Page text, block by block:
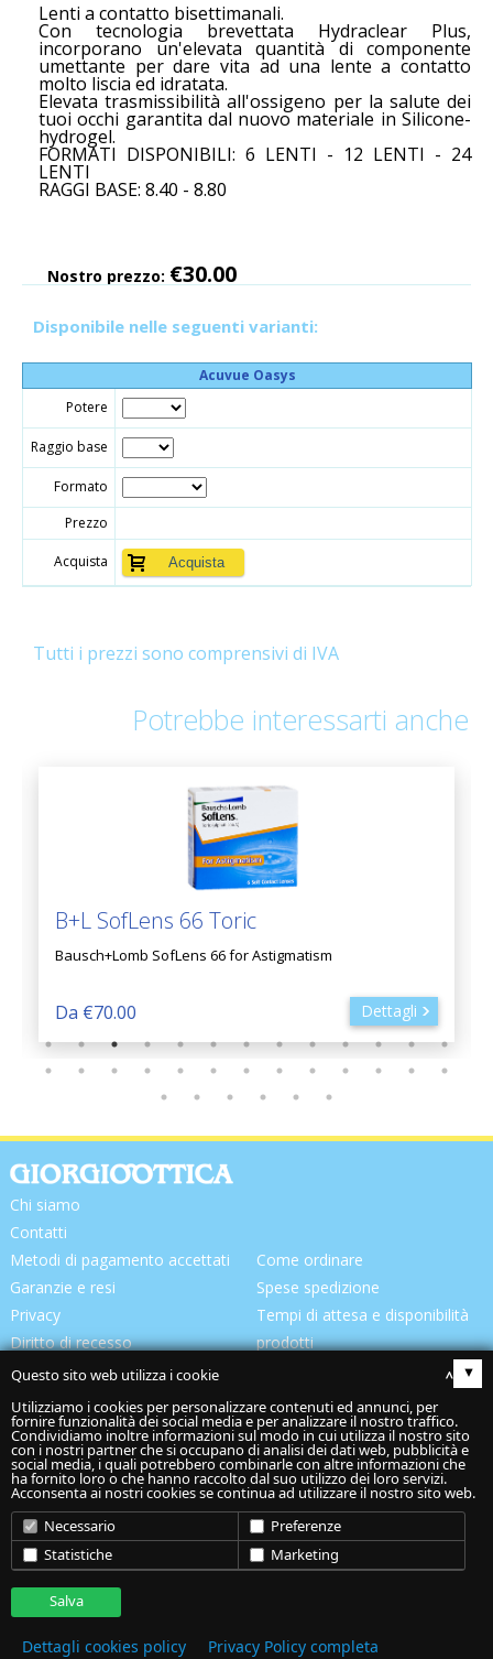
Lenti a contatto bisettimanali.
Con tecnologia brevettata Hydraclear Plus,
incorporano un'elevata quantità di componente
umettante per dare vita ad una lente a contatto
molto liscia ed idratata.
Elevata trasmissibilità all'ossigeno per la salute dei
tuoi occhi garantita dal nuovo materiale in Silicone-
hydrogel.
FORMATI DISPONIBILI: 6 LENTI - 12 LENTI - 24
LENTI
RAGGI BASE: 8.40 - 8.80
Nostro prezzo: €30.00
Disponibile nelle seguenti varianti:
Acuvue Oasys
Potere
Raggio base
Formato
Prezzo
Acquista
Tutti i prezzi sono comprensivi di IVA
Potrebbe interessarti anche
B+L SofLens 66 Toric
Bausch+Lomb SofLens 66 for Astigmatism
Da €70.00 Dettagli
Chi siamo
Contatti
Metodi di pagamento accettati
Garanzie e resi
Privacy
Diritto di recesso
Come ordinare
Spese spedizione
Tempi di attesa e disponibilità
prodotti
Codice spedizione:
“Giorgiottica Snc” Via S. Anna, 89/c - 62014 Corridonia (Mc) -
P.IVA 02082070422 - Cookie Policy-Privacy Policy
Questo sito web utilizza i cookie
▴
Utilizziamo i cookies per personalizzare contenuti ed annunci, per
fornire funzionalità dei social media e per analizzare il nostro traffico.
Condividiamo inoltre informazioni sul modo in cui utilizza il nostro sito
con i nostri partner che si occupano di analisi dei dati web, pubblicità e
social media, i quali potrebbero combinarle con altre informazioni che
ha fornito loro o che hanno raccolto dal suo utilizzo dei loro servizi.
Acconsenta ai nostri cookies se continua ad utilizzare il nostro sito web.
Necessario
Preferenze
Statistiche
Marketing
Salva
Dettagli cookies policy Privacy Policy completa